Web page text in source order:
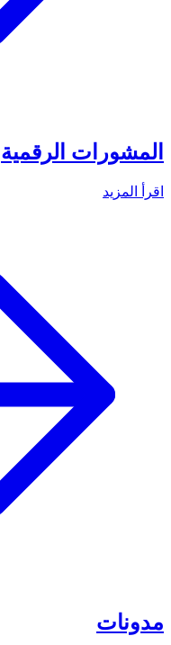
المشورات الرقمية
اقرأ المزيد
مدونات